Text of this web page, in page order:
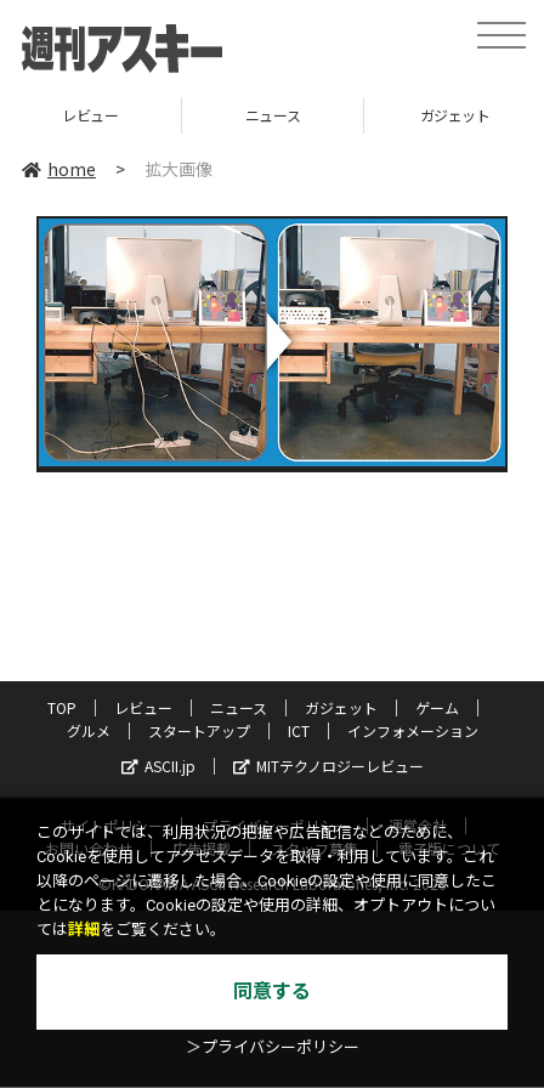
toggle
レビュー ニュース ガジェット
home > 拡大画像
TOP レビュー ニュース ガジェット
ゲーム
グルメ
スタートアップ ICT
インフォメーション
ASCII.jp
MITテクノロジーレビュー
サイトポリシー プライバシーポリシー
運営会社
お問い合わせ
広告掲載 スタッフ募集
電子版について
©KADOKAWA ASCII Research Laboratories, Inc. 2026
このサイトでは、利用状況の把握や広告配信などのために、
Cookieを使用してアクセスデータを取得・利用しています。これ
以降のページに遷移した場合、Cookieの設定や使用に同意したこ
とになります。Cookieの設定や使用の詳細、オプトアウトについ
ては詳細 をご覧ください。
同意する
＞プライバシーポリシー